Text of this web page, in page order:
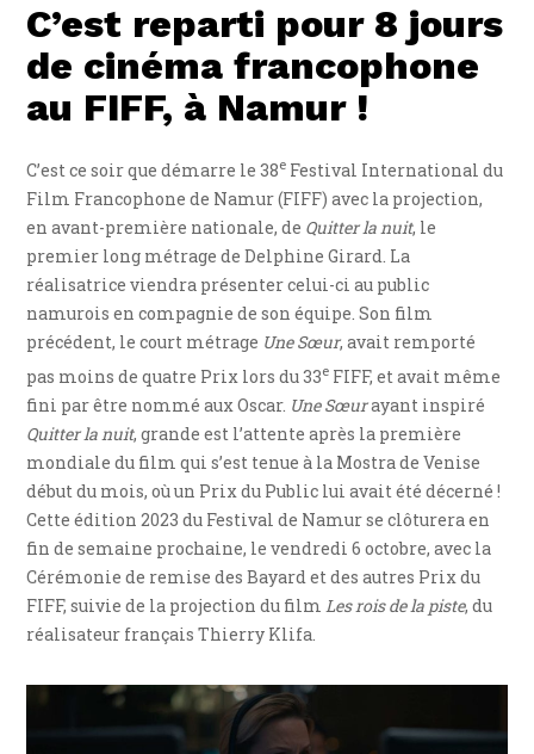
C’est reparti pour 8 jours
de cinéma francophone
au FIFF, à Namur !
C’est ce soir que démarre le 38e Festival International du
Film Francophone de Namur (FIFF) avec la projection,
en avant-première nationale, de Quitter la nuit, le
premier long métrage de Delphine Girard. La
réalisatrice viendra présenter celui-ci au public
namurois en compagnie de son équipe. Son film
précédent, le court métrage Une Sœur, avait remporté
pas moins de quatre Prix lors du 33e FIFF, et avait même
fini par être nommé aux Oscar. Une Sœurayant inspiré
Quitter la nuit, grande est l’attente après la première
mondiale du film qui s’est tenue à la Mostra de Venise
début du mois, où un Prix du Public lui avait été décerné !
Cette édition 2023 du Festival de Namur se clôturera en
fin de semaine prochaine, le vendredi 6 octobre, avec la
Cérémonie de remise des Bayard et des autres Prix du
FIFF, suivie de la projection du film Les rois de la piste, du
réalisateur français Thierry Klifa.